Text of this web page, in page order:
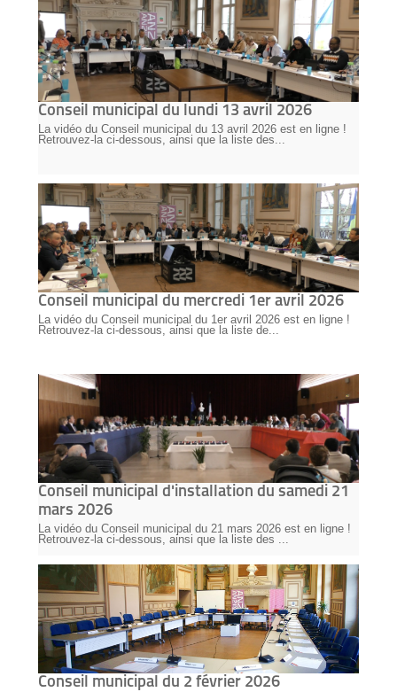
Conseil municipal du lundi 13 avril 2026
La vidéo du Conseil municipal du 13 avril 2026 est en ligne !
Retrouvez-la ci-dessous, ainsi que la liste des...
Conseil municipal du mercredi 1er avril 2026
La vidéo du Conseil municipal du 1er avril 2026 est en ligne !
Retrouvez-la ci-dessous, ainsi que la liste de...
Conseil municipal d'installation du samedi 21
mars 2026
La vidéo du Conseil municipal du 21 mars 2026 est en ligne !
Retrouvez-la ci-dessous, ainsi que la liste des ...
Conseil municipal du 2 février 2026